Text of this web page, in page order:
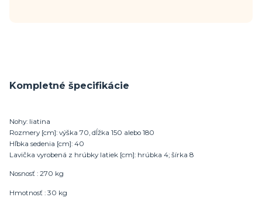
Kompletné špecifikácie
Nohy: liatina
Rozmery [cm]: výška 70, dĺžka 150 alebo 180
Hľbka sedenia [cm]: 40
Lavička vyrobená z hrúbky latiek [cm]: hrúbka 4; šírka 8
Nosnosť : 270 kg
Hmotnosť : 30 kg